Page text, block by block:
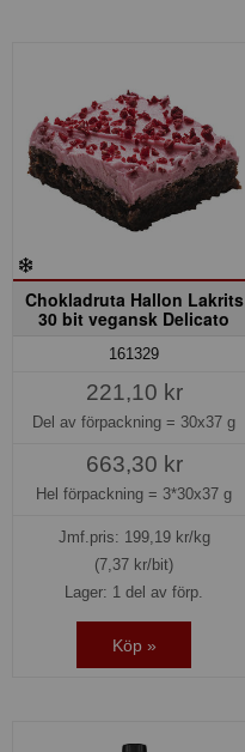
Chokladruta Hallon Lakrits
30 bit vegansk Delicato
161329
221,10 kr
Del av förpackning = 30x37 g
663,30 kr
Hel förpackning = 3*30x37 g
Jmf.pris: 199,19kr/kg
(7,37 kr/bit)
Lager: 1 del av förp.
Köp »